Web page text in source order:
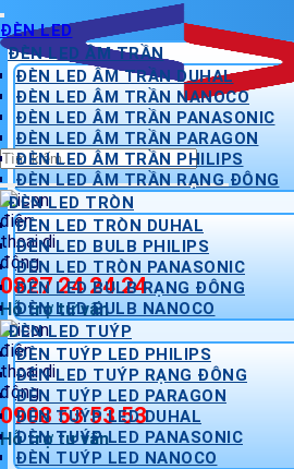
Tìm
kiếm:
0827 24 24 24
Hỗ trợ tư vấn
0908 53 53 53
Hỗ trợ tư vấn
ĐÈN LED
ĐÈN LED ÂM TRẦN
ĐÈN LED ÂM TRẦN DUHAL
ĐÈN LED ÂM TRẦN NANOCO
ĐÈN LED ÂM TRẦN PANASONIC
ĐÈN LED ÂM TRẦN PARAGON
ĐÈN LED ÂM TRẦN PHILIPS
ĐÈN LED ÂM TRẦN RẠNG ĐÔNG
ĐÈN LED TRÒN
ĐÈN LED TRÒN DUHAL
ĐÈN LED BULB PHILIPS
ĐÈN LED TRÒN PANASONIC
ĐÈN LED BULB RẠNG ĐÔNG
ĐÈN LED BULB NANOCO
ĐÈN LED TUÝP
ĐÈN TUÝP LED PHILIPS
ĐÈN LED TUÝP RẠNG ĐÔNG
ĐÈN TUÝP LED PARAGON
ĐÈN TUÝP LED DUHAL
ĐÈN TUÝP LED PANASONIC
ĐÈN TUÝP LED NANOCO